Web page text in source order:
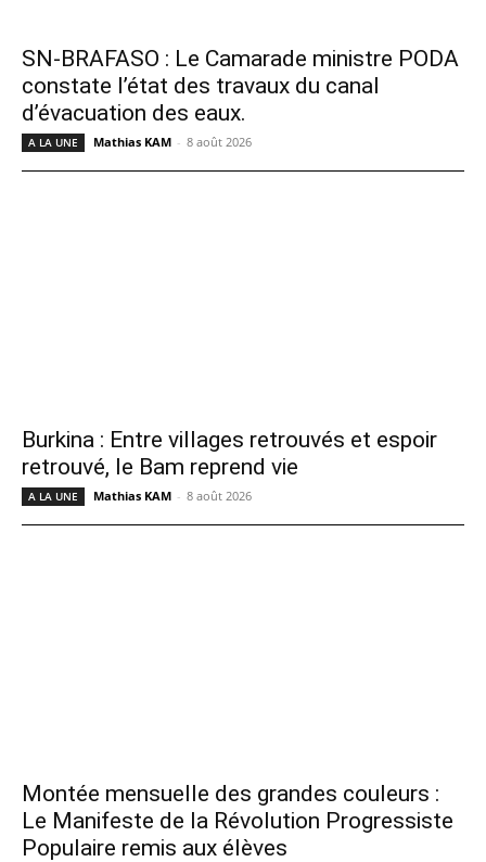
SN-BRAFASO : Le Camarade ministre PODA
constate l’état des travaux du canal
d’évacuation des eaux.
A LA UNE Mathias KAM - 8 août 2026
Burkina : Entre villages retrouvés et espoir
retrouvé, le Bam reprend vie
A LA UNE Mathias KAM - 8 août 2026
Montée mensuelle des grandes couleurs :
Le Manifeste de la Révolution Progressiste
Populaire remis aux élèves